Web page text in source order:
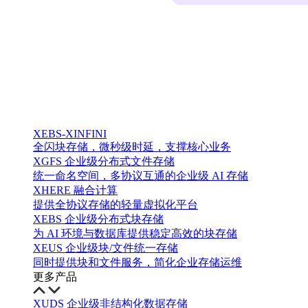
XEBS-XINFINI
全闪块存储，微秒级时延，支撑核心业务
XGFS 企业级分布式文件存储
统一命名空间，多协议互通的企业级 AI 存储
XHERE 融合计算
提供全协议存储的轻量虚拟化平台
XEBS 企业级分布式块存储
为 AI 环境与数据库提供稳定高效的块存储
XEUS 企业级块/文件统一存储
同时提供块和文件服务，简化企业存储运维
更多产品
XUDS 企业级非结构化数据存储